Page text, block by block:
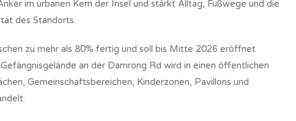
im urbanen Kern der Insel und stärkt Alltag, Fußwege und die
des Standorts.
zu mehr als 80% fertig und soll bis Mitte 2026 eröffnet
an der Damrong Rd wird in einen öffentlichen
Gemeinschaftsbereichen, Kinderzonen, Pavillons und